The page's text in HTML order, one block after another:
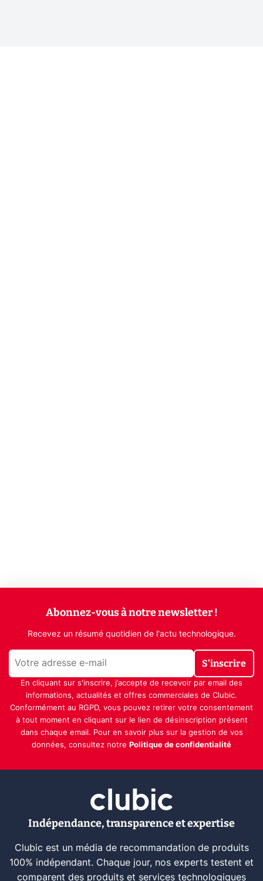
Abonnez-vous à notre newsletter !
Recevez un résumé quotidien de l'actu technologique.
S'inscrire
En cliquant sur s'inscrire, j’accepte de recevoir par email des
informations, actualités et offres commerciales de Clubic.
Conformément au RGPD, vous pouvez retirer votre consentement
à tout moment en cliquant sur le lien de désinscription présent
dans chaque email. Pour en savoir plus sur la gestion de vos
données, consultez notre Politique de confidentialité
Indépendance, transparence et expertise
Clubic est un média de recommandation de produits
100% indépendant. Chaque jour, nos experts testent et
comparent des produits et services technologiques